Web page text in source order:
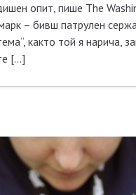
опит, пише The
– бивш патрулен
както той я нарича,
[…]